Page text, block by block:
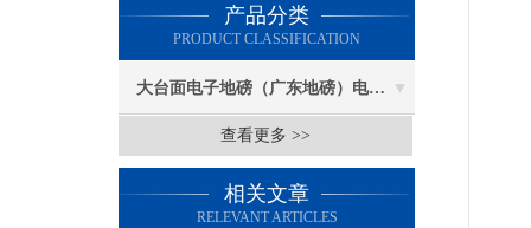
产品分类
PRODUCT CLASSIFICATION
大台面电子地磅（广东地磅）电子汽车衡
查看更多 >>
相关文章
RELEVANT ARTICLES